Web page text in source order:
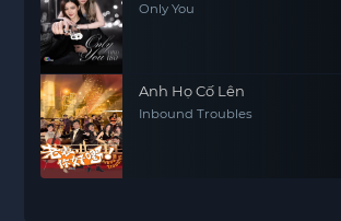
Only You
Anh Họ Cố Lên
Inbound Troubles